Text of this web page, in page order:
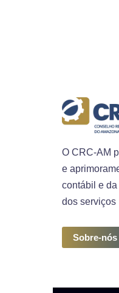
O CRC-AM
e
contábil e
dos serviços
Sobre-nós